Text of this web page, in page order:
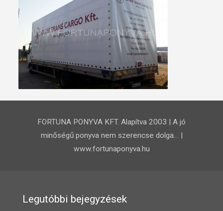
FORTUNA PONYVA KFT. Alapítva 2003 | A jó
minőségű ponyva nem szerencse dolga… |
www.fortunaponyva.hu
Legutóbbi bejegyzések